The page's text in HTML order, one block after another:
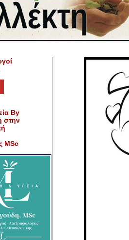
By
στην
MSc